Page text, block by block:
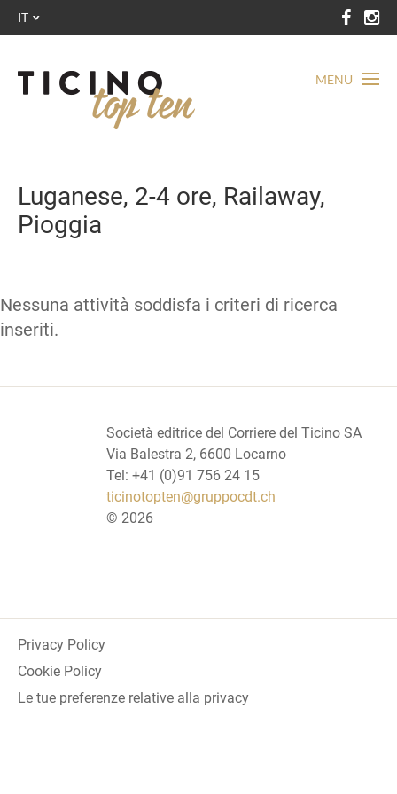
MENU
IT
Luganese, 2-4 ore, Railaway,
Pioggia
Nessuna attività soddisfa i criteri di ricerca
inseriti.
Società editrice del Corriere del Ticino SA
Via Balestra 2, 6600 Locarno
Tel: +41 (0)91 756 24 15
ticinotopten@gruppocdt.ch
© 2026
Privacy Policy
Cookie Policy
Le tue preferenze relative alla privacy